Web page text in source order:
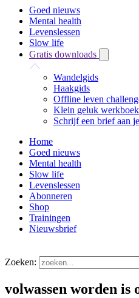
Goed nieuws
Mental health
Levenslessen
Slow life
Gratis downloads
Wandelgids
Haakgids
Offline leven
Klein geluk werkboek
Schrijf een brief aan
Home
Goed nieuws
Mental health
Slow life
Levenslessen
Abonneren
Shop
Trainingen
Nieuwsbrief
Zoeken:
volwassen worden is